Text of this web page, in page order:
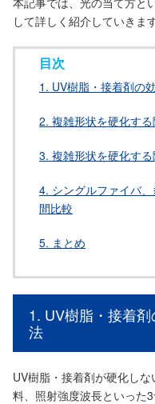
して詳しく紹介していきます
目次
1. UV樹脂・接着剤の
2. 複雑形状を硬化す
3. 複雑形状を硬化す
4. シングルファイバ
間比較
5. まとめ
1. UV樹脂・接着
法
UV樹脂・接着剤が硬化し
料、照射強度波長といった